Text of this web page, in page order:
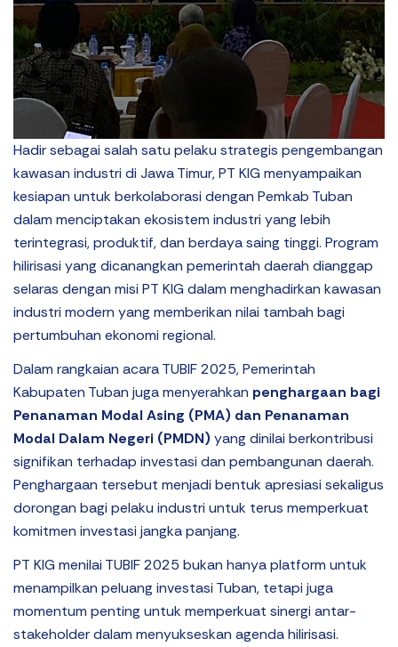
Hadir sebagai salah satu pelaku strategis pengembangan
kawasan industri di Jawa Timur, PT KIG menyampaikan
kesiapan untuk berkolaborasi dengan Pemkab Tuban
dalam menciptakan ekosistem industri yang lebih
terintegrasi, produktif, dan berdaya saing tinggi. Program
hilirisasi yang dicanangkan pemerintah daerah dianggap
selaras dengan misi PT KIG dalam menghadirkan kawasan
industri modern yang memberikan nilai tambah bagi
pertumbuhan ekonomi regional.
Dalam rangkaian acara TUBIF 2025, Pemerintah
Kabupaten Tuban juga menyerahkan penghargaan bagi
Penanaman Modal Asing (PMA) dan Penanaman
Modal Dalam Negeri (PMDN) yang dinilai berkontribusi
signifikan terhadap investasi dan pembangunan daerah.
Penghargaan tersebut menjadi bentuk apresiasi sekaligus
dorongan bagi pelaku industri untuk terus memperkuat
komitmen investasi jangka panjang.
PT KIG menilai TUBIF 2025 bukan hanya platform untuk
menampilkan peluang investasi Tuban, tetapi juga
momentum penting untuk memperkuat sinergi antar-
stakeholder dalam menyukseskan agenda hilirisasi.